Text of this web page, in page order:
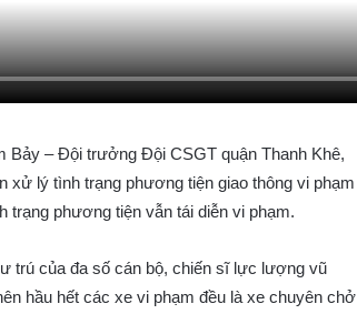
Bảy – Đội trưởng Đội CSGT quận Thanh Khê,
lý tình trạng phương tiện giao thông vi phạm
trạng phương tiện vẫn tái diễn vi phạm.
trú của đa số cán bộ, chiến sĩ lực lượng vũ
hầu hết các xe vi phạm đều là xe chuyên chở